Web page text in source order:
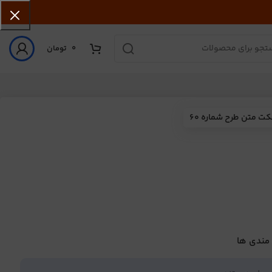
0 تومان
متن طرح شماره 60
مندی ها